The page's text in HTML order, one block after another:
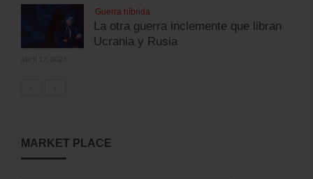
Guerra híbrida
La otra guerra inclemente que libran
Ucrania y Rusia
MARKET PLACE